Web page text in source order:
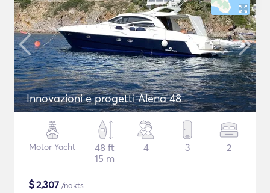
Innovazioni e progetti Alena 48
Motor Yacht
48 ft
15 m
4 3 2
$2,307 /nakts